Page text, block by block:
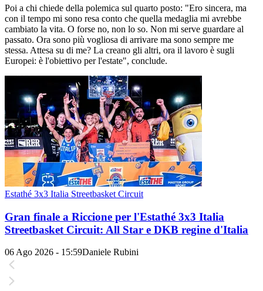
Poi a chi chiede della polemica sul quarto posto: "Ero sincera, ma
con il tempo mi sono resa conto che quella medaglia mi avrebbe
cambiato la vita. O forse no, non lo so. Non mi serve guardare al
passato. Ora sono più vogliosa di arrivare ma sono sempre me
stessa. Attesa su di me? La creano gli altri, ora il lavoro è sugli
Europei: è l'obiettivo per l'estate", conclude.
Estathé 3x3 Italia Streetbasket Circuit
Gran finale a Riccione per l'Estathé 3x3 Italia
Streetbasket Circuit: All Star e DKB regine d'Italia
06 Ago 2026 - 15:59Daniele Rubini